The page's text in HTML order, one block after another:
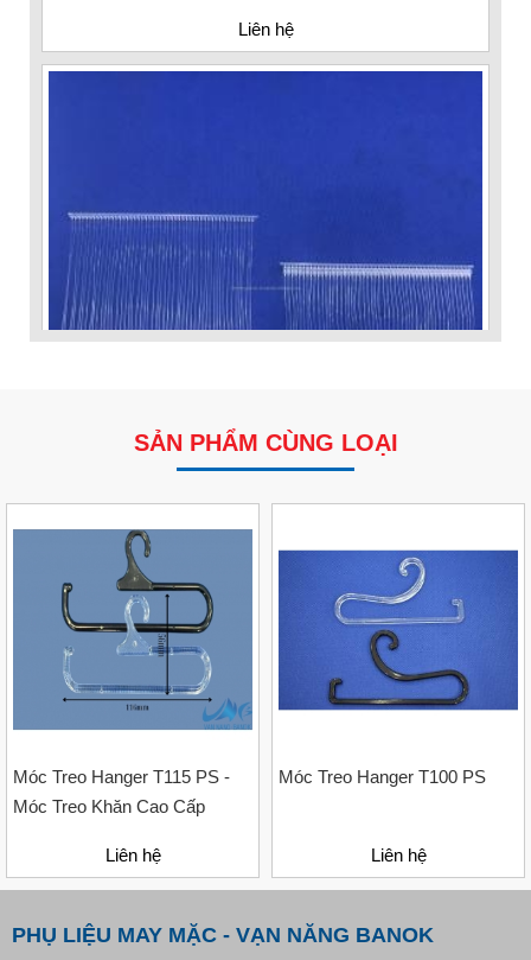
VP Fas Loop (PP) – Dây Treo Nhãn, Ti Bắn, Đạn Vòng
Treo Nhãn Mác
SẢN PHẨM CÙNG LOẠI
Móc Treo Hanger T115 PS -
Móc Treo Khăn Cao Cấp
Liên hệ
Móc Treo Hanger T100 PS
Liên hệ
PHỤ LIỆU MAY MẶC - VẠN NĂNG BANOK